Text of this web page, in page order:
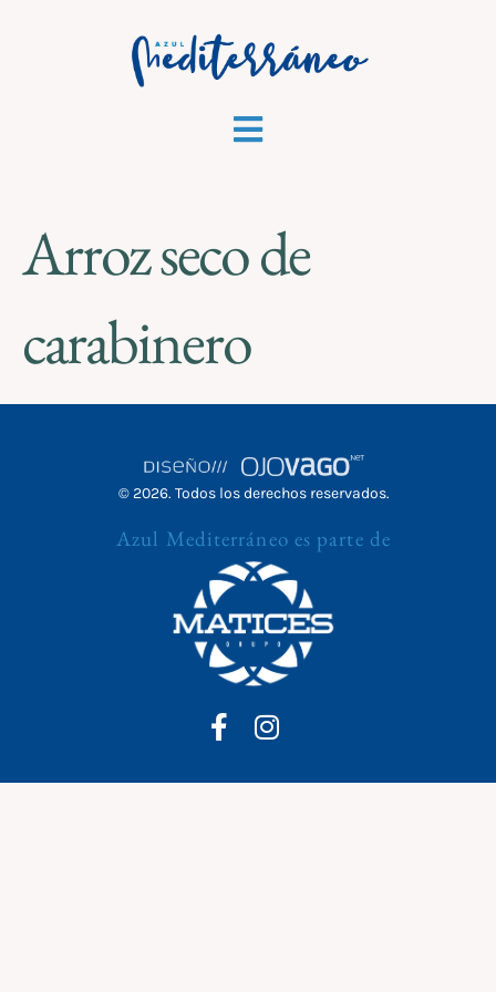
Arroz seco de
carabinero
© 2026. Todos los derechos reservados.
Azul Mediterráneo es parte de